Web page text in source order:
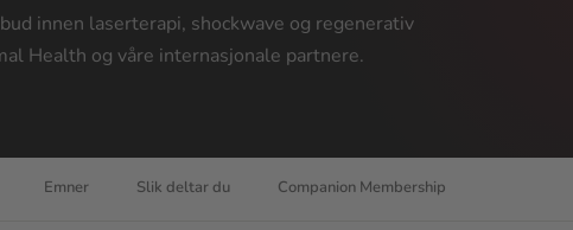
innen laserterapi, shockwave og regenerativ
Health og våre internasjonale partnere.
Emner Slik deltar du Companion Membership